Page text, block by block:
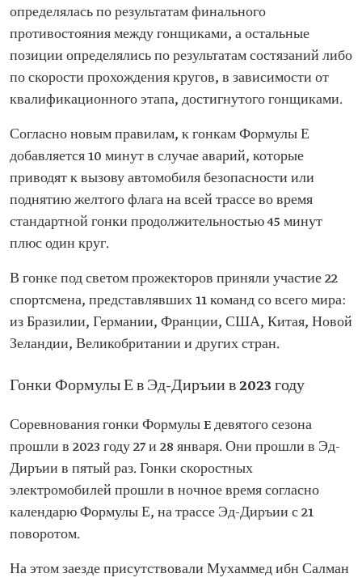
определялась по результатам финального
противостояния между гонщиками, а остальные
позиции определялись по результатам состязаний либо
по скорости прохождения кругов, в зависимости от
квалификационного этапа, достигнутого гонщиками.
Согласно новым правилам, к гонкам Формулы Е
добавляется 10 минут в случае аварий, которые
приводят к вызову автомобиля безопасности или
поднятию желтого флага на всей трассе во время
стандартной гонки продолжительностью 45 минут
плюс один круг.
В гонке под светом прожекторов приняли участие 22
спортсмена, представлявших 11 команд со всего мира:
из Бразилии, Германии, Франции, США, Китая, Новой
Зеландии, Великобритании и других стран.
Гонки Формулы Е в Эд-Диръии в 2023 году
Соревнования гонки Формулы E девятого сезона
прошли в 2023 году 27 и 28 января. Они прошли в Эд-
Диръии в пятый раз. Гонки скоростных
электромобилей прошли в ночное время согласно
календарю Формулы Е, на трассе Эд-Диръии с 21
поворотом.
На этом заезде присутствовали Мухаммед ибн Салман